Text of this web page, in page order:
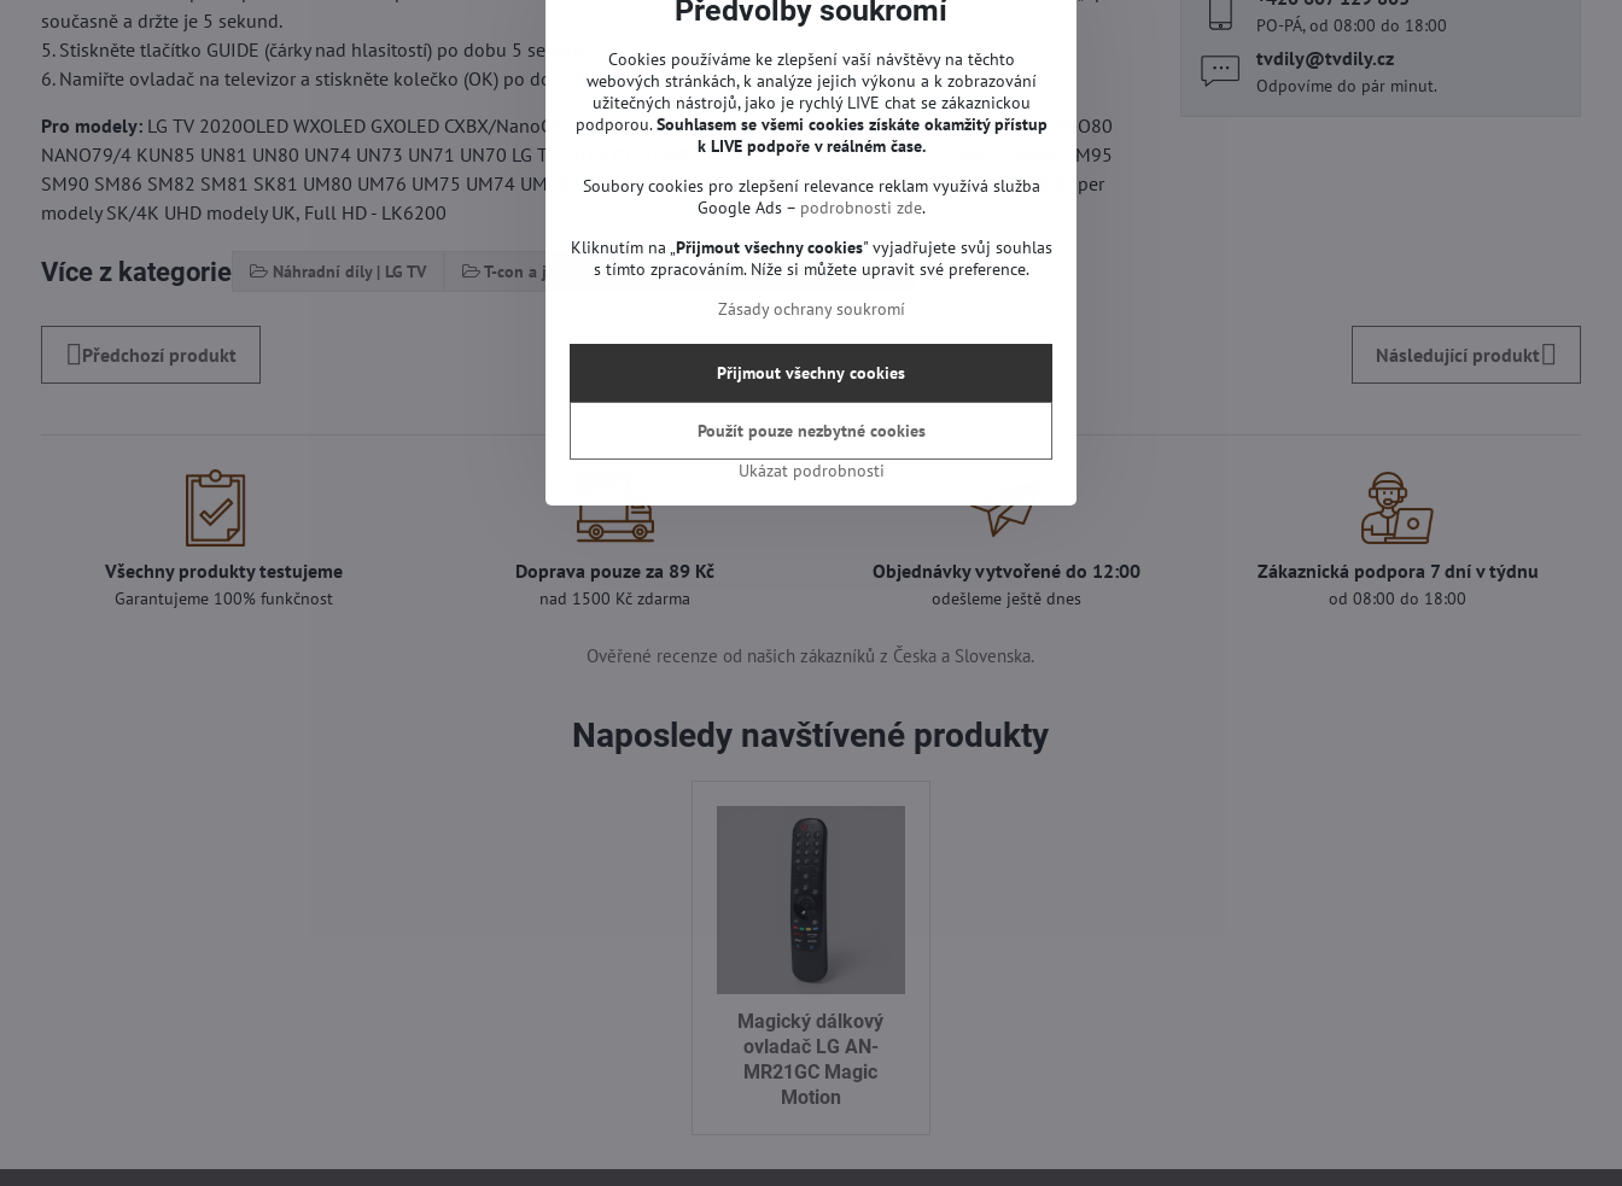
současně a držte je 5 sekund.
5. Stiskněte tlačítko GUIDE (čárky nad hlasitostí) po dobu 5 sekund.
6. Namiřte ovladač na televizor a stiskněte kolečko (OK) po dobu 5 sekund.
Pro modely:LG TV 2020OLED WXOLED GXOLED CXBX/NanoCell NANO99 NANO95 NANO91 NANO90 NANO86 NANO81 NANO80
NANO79/4 KUN85 UN81 UN80 UN74 UN73 UN71 UN70 LG TV 2019 OLED W9 OLED E9 OLED C9 B9/NanoCell SM99 SM98 SM95
SM90 SM86 SM82 SM81 SK81 UM80 UM76 UM75 UM74 UM73 UM71 UM6970 LG TV 2018 OLED W8OLED E8OLED C8B8/Super
modely SK/4K UHD modely UK, Full HD - LK6200
Více z kategorie Náhradní díly | LG TV T-con a jiné | LG TV Dálkové ovladače na televize
PO-PÁ, od 08:00 do 18:00
tvdily​@tvdily​.cz
Odpovíme do pár minut.
Předchozí produkt Následující produkt
Všechny produkty testujeme
Garantujeme 100% funkčnost
Doprava pouze za 89 Kč
nad 1500 Kč zdarma
Objednávky vytvořené do 12:00
odešleme ještě dnes
Zákaznická podpora 7 dní v týdnu
od 08:00 do 18:00
Ověřené recenze od našich zákazníků z Česka a Slovenska.
Naposledy navštívené produkty
Magický dálkový
ovladač LG AN-
MR21GC Magic
Motion
Předvolby soukromí
Cookies používáme ke zlepšení vaší návštěvy na těchto
webových stránkách, k analýze jejich výkonu a k zobrazování
užitečných nástrojů, jako je rychlý LIVE chat se zákaznickou
podporou.Souhlasem se všemi cookies získáte okamžitý přístup
k LIVE podpoře v reálném čase.
Soubory cookies pro zlepšení relevance reklam využívá služba
Google Ads – podrobnosti zde.
Kliknutím na „Přijmout všechny cookies" vyjadřujete svůj souhlas
s tímto zpracováním. Níže si můžete upravit své preference.
Zásady ochrany soukromí
Ukázat podrobnosti
Přijmout všechny cookies
Použít pouze nezbytné cookies